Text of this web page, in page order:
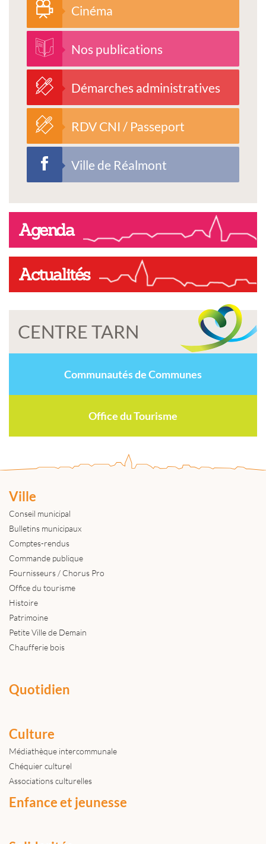
Cinéma
Nos publications
Démarches administratives
RDV CNI / Passeport
Ville de Réalmont
Agenda
Actualités
CENTRE TARN
Communautés de Communes
Office du Tourisme
Ville
Conseil municipal
Bulletins municipaux
Comptes-rendus
Commande publique
Fournisseurs / Chorus Pro
Office du tourisme
Histoire
Patrimoine
Petite Ville de Demain
Chaufferie bois
Quotidien
Culture
Médiathèque intercommunale
Chéquier culturel
Associations culturelles
Enfance et jeunesse